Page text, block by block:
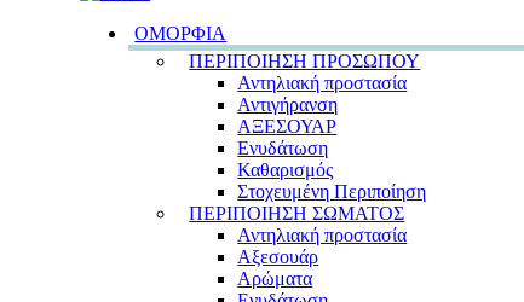
ΟΜΟΡΦΙΑ
ΠΕΡΙΠΟΙΗΣΗ ΠΡΟΣΩΠΟΥ
Αντηλιακή προστασία
Αντιγήρανση
ΑΞΕΣΟΥΑΡ
Ενυδάτωση
Καθαρισμός
Στοχευμένη Περιποίηση
ΠΕΡΙΠΟΙΗΣΗ ΣΩΜΑΤΟΣ
Αντηλιακή προστασία
Αξεσουάρ
Αρώματα